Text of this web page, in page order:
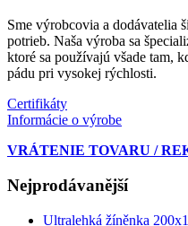
Sme výrobcovia a dodávatelia
potrieb. Naša výroba sa
ktoré sa používajú všade tam,
pádu pri vysokej rýchlosti.
Certifikáty
Informácie o výrobe
VRÁTENIE TOVARU /
Nejprodávanější
Ultralehká žíněnka